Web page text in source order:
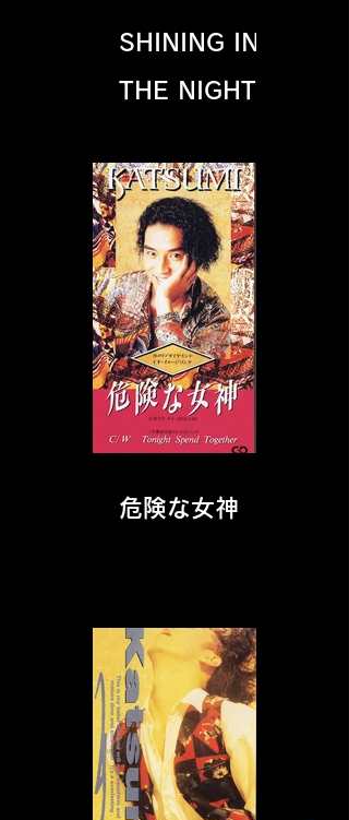
SHINING IN
THE NIGHT
危険な女神